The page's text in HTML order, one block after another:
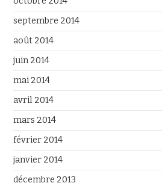
septembre 2014
août 2014
juin 2014
mai 2014
avril 2014
mars 2014
février 2014
janvier 2014
décembre 2013